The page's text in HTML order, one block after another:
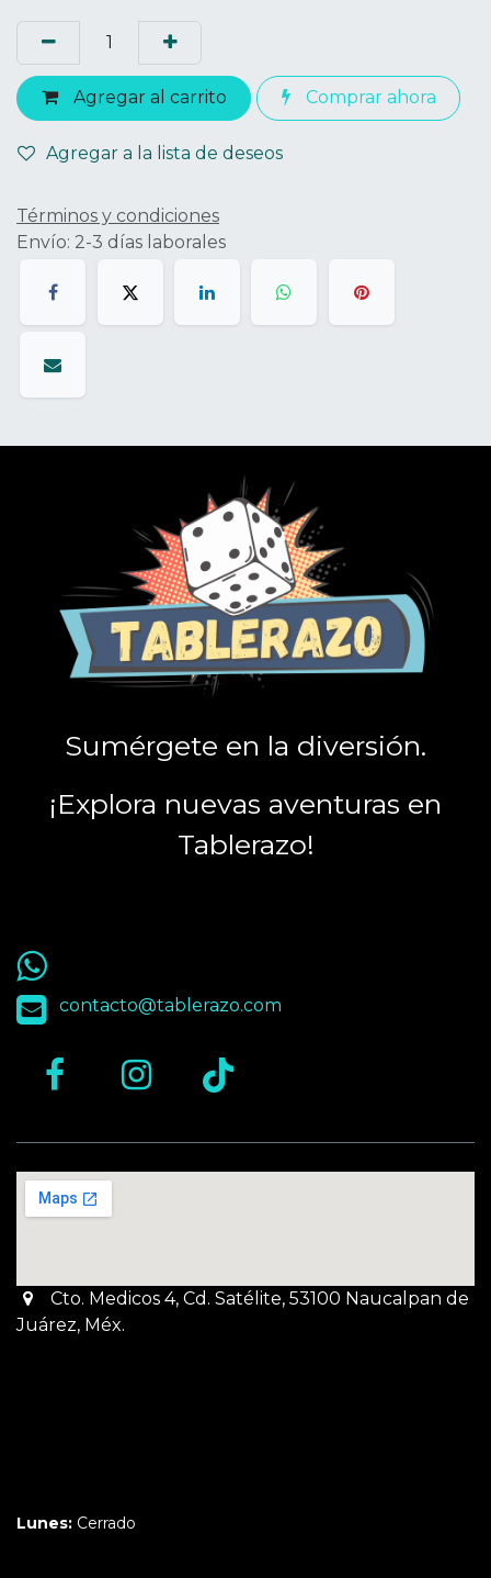
Agregar al carrito Comprar ahora
Agregar a la lista de deseos
Términos y condiciones
Envío: 2-3 días laborales
Sumérgete en la diversión.
¡Explora nuevas aventuras en
Tablerazo!
55 9563 4848
contacto@tablerazo.com
Cto. Medicos 4, Cd. Satélite, 53100 Naucalpan de
Juárez, Méx.
Lunes: Cerrado